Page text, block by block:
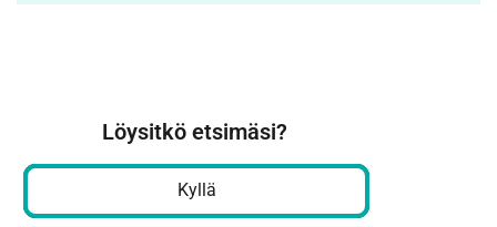
Löysitkö etsimäsi?
Kyllä